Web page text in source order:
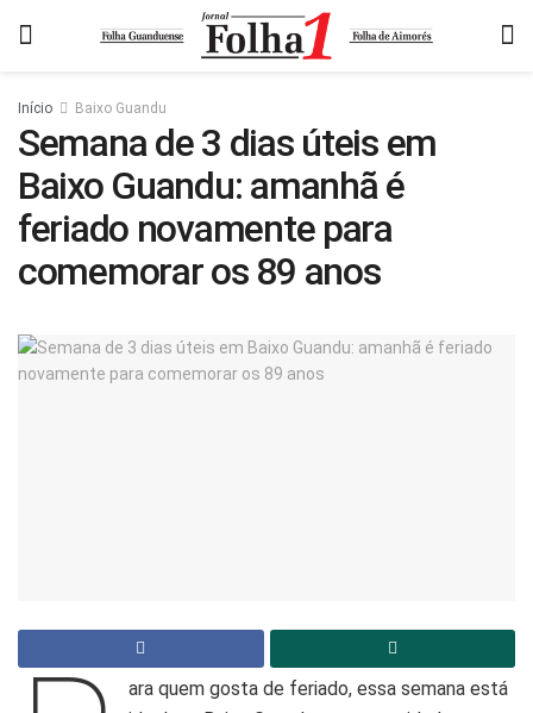
Início Baixo Guandu
Semana de 3 dias úteis em
Baixo Guandu: amanhã é
feriado novamente para
comemorar os 89 anos
ara quem gosta de feriado, essa semana está